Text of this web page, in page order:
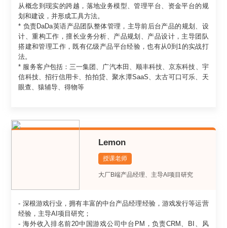
从概念到现实的跨越，落地业务模型、管理平台、资金平台的规
划和建设，并形成工具方法。
* 负责DaDa英语产品团队整体管理，主导前后台产品的规划、设
计、重构工作，擅长业务分析、产品规划、产品设计，主导团队
搭建和管理工作，既有亿级产品平台经验，也有从0到1的实战打
法。
* 服务客户包括：三一集团、广汽本田、顺丰科技、京东科技、宇
信科技、招行信用卡、拍拍贷、聚水潭SaaS、太古可口可乐、天
眼查、猿辅导、得物等
Lemon
授课老师
大厂B端产品经理、主导AI项目研究
- 深根游戏行业，拥有丰富的中台产品经理经验，游戏发行等运营
经验，主导AI项目研究；
- 海外收入排名前20中国游戏公司中台PM，负责CRM、BI、风